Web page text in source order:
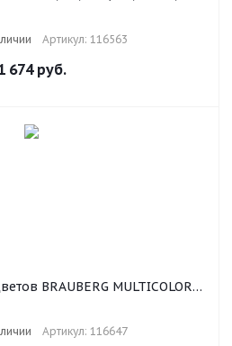
Артикул: 116563
674руб.
BRAUBERG MULTICOLOR
Артикул: 116647